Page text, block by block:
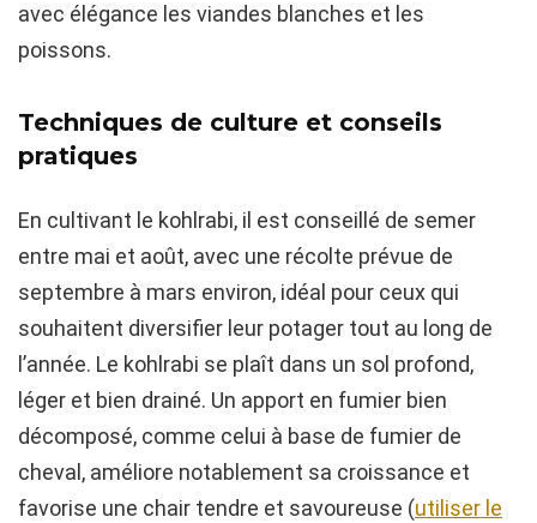
avec élégance les viandes blanches et les
poissons.
Techniques de culture et conseils
pratiques
En cultivant le kohlrabi, il est conseillé de semer
entre mai et août, avec une récolte prévue de
septembre à mars environ, idéal pour ceux qui
souhaitent diversifier leur potager tout au long de
l’année. Le kohlrabi se plaît dans un sol profond,
léger et bien drainé. Un apport en fumier bien
décomposé, comme celui à base de fumier de
cheval, améliore notablement sa croissance et
favorise une chair tendre et savoureuse (utiliser le